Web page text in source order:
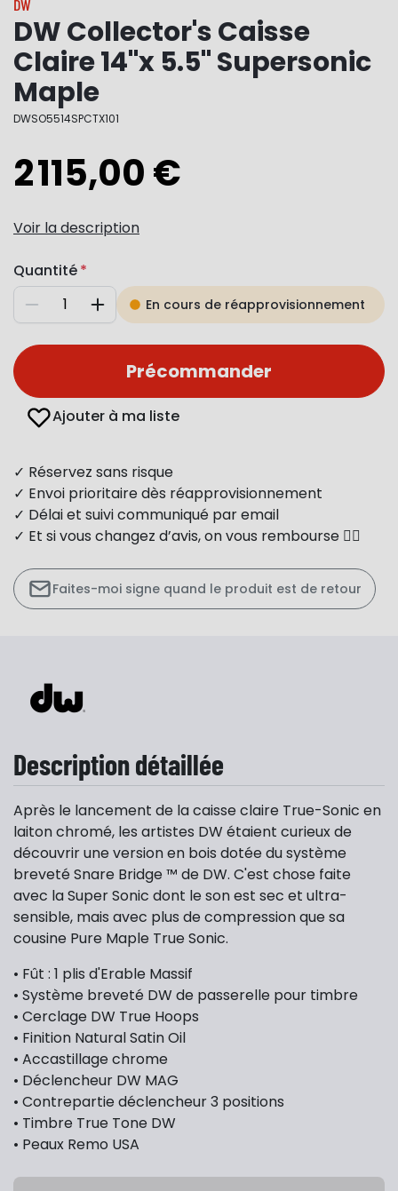
DW
DW Collector's Caisse
Claire 14"x 5.5" Supersonic
Maple
DWSO5514SPCTX101
2 115,00 €
Voir la description
Quantité
Diminuer AugmenterEn cours de réapprovisionnement
Précommander
Ajouter à ma liste
✓ Réservez sans risque
✓ Envoi prioritaire dès réapprovisionnement
✓ Délai et suivi communiqué par email
✓ Et si vous changez d’avis, on vous rembourse 👍🏻
Faites-moi signe quand le produit est de retour
Description détaillée
Après le lancement de la caisse claire True-Sonic en
laiton chromé, les artistes DW étaient curieux de
découvrir une version en bois dotée du système
breveté Snare Bridge ™ de DW. C'est chose faite
avec la Super Sonic dont le son est sec et ultra-
sensible, mais avec plus de compression que sa
cousine Pure Maple True Sonic.
• Fût : 1 plis d'Erable Massif
• Système breveté DW de passerelle pour timbre
• Cerclage DW True Hoops
• Finition Natural Satin Oil
• Accastillage chrome
• Déclencheur DW MAG
• Contrepartie déclencheur 3 positions
• Timbre True Tone DW
• Peaux Remo USA